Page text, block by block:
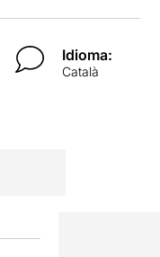
Idioma:
Català